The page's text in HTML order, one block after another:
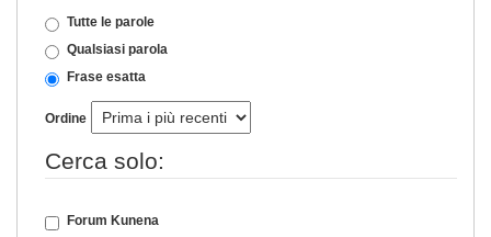
Tutte le parole
Qualsiasi parola
Frase esatta
Ordine
Cerca solo:
Forum Kunena